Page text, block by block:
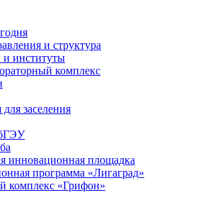
и структура
и институты
комплекс
заселения
инновационная площадка
программа «Лигаград»­­
комплекс «Грифон»